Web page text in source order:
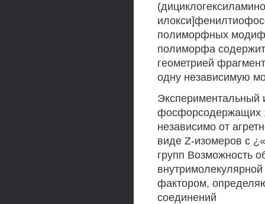
полиморфных
полиморфа
геометрией
одну независимую
Экспериментальный
фосфорсодержащих
независимо от
виде Z-изомеров с
групп Возможность
фактором,
соединений